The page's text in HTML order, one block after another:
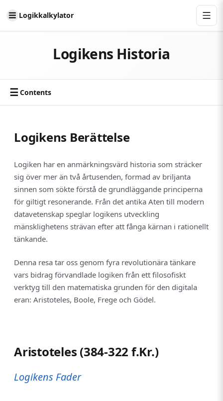
Logikkalkylator
Logikens Historia
☰ Contents
Logikens Berättelse
Logiken har en anmärkningsvärd historia som sträcker
sig över mer än två årtusenden, formad av briljanta
sinnen som sökte förstå de grundläggande principerna
för giltigt resonerande. Från det antika Aten till modern
datavetenskap speglar logikens utveckling
mänsklighetens strävan efter att fånga kärnan i rationellt
tänkande.
Denna resa tar oss genom fyra revolutionära tänkare
vars bidrag förvandlade logiken från ett filosofiskt
verktyg till den matematiska grunden för den digitala
eran: Aristoteles, Boole, Frege och Gödel.
Aristoteles (384-322 f.Kr.)
Logikens Fader